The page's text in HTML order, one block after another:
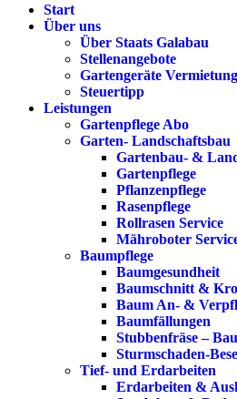
Start
Über uns
Über Staats Galabau
Stellenangebote
Gartengeräte Vermietung
Steuertipp
Leistungen
Gartenpflege Abo
Garten- Landschaftsbau
Gartenbau- &
Gartenpflege
Pflanzenpflege
Rasenpflege
Rollrasen Service
Mähroboter
Baumpflege
Baumgesundheit
Baumschnitt &
Baum An- &
Baumfällungen
Stubbenfräse –
Sturmschaden-
Tief- und Erdarbeiten
Erdarbeiten &